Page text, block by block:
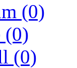
(0)
(0)
(0)